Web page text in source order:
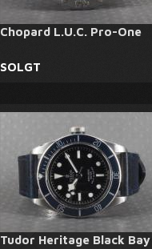
Chopard L.U.C. Pro-One
SOLGT
Tudor Heritage Black Bay